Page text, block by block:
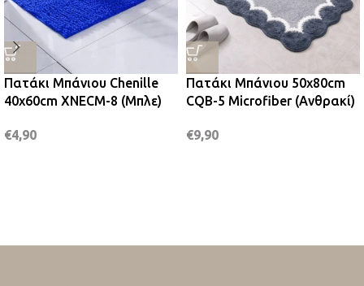
Πατάκι Μπάνιου Chenille
40x60cm XNECM-8 (Μπλε)
€4,90
Πατάκι Μπάνιου 50x80cm
CQB-5 Microfiber (Ανθρακί)
€9,90